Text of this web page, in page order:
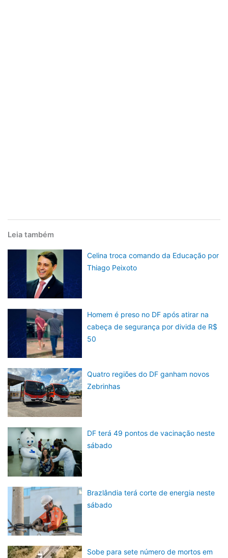
Leia também
Celina troca comando da Educação por
Thiago Peixoto
Homem é preso no DF após atirar na
cabeça de segurança por divida de R$
50
Quatro regiões do DF ganham novos
Zebrinhas
DF terá 49 pontos de vacinação neste
sábado
Brazlândia terá corte de energia neste
sábado
Sobe para sete número de mortos em